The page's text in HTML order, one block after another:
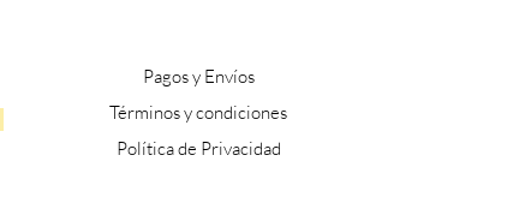
Pagos y Envíos
​Términos y condiciones
Política de Privacidad